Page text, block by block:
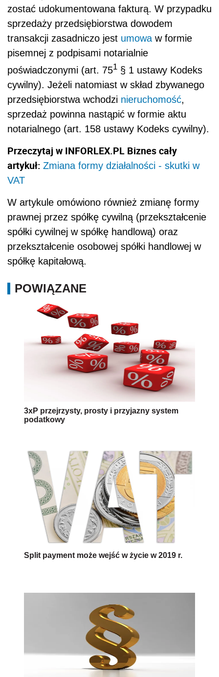
zostać udokumentowana fakturą. W przypadku
sprzedaży przedsiębiorstwa dowodem
transakcji zasadniczo jest umowa w formie
pisemnej z podpisami notarialnie
poświadczonymi (art. 751 § 1 ustawy Kodeks
cywilny). Jeżeli natomiast w skład zbywanego
przedsiębiorstwa wchodzi nieruchomość,
sprzedaż powinna nastąpić w formie aktu
notarialnego (art. 158 ustawy Kodeks cywilny).
Przeczytaj w INFORLEX.PL Biznes cały
artykuł: Zmiana formy działalności - skutki w
VAT
W artykule omówiono również zmianę formy
prawnej przez spółkę cywilną (przekształcenie
spółki cywilnej w spółkę handlową) oraz
przekształcenie osobowej spółki handlowej w
spółkę kapitałową.
POWIĄZANE
3xP przejrzysty, prosty i przyjazny system
podatkowy
Split payment może wejść w życie w 2019 r.